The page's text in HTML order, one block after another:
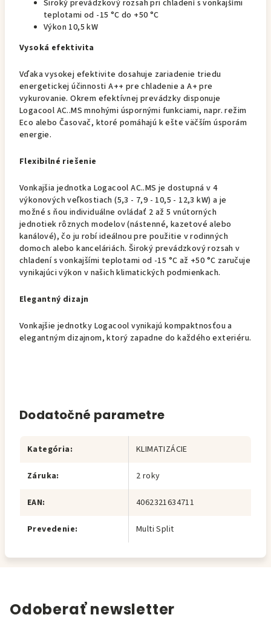
Široký prevádzkový rozsah pri chladení s vonkajšími
teplotami od -15 °C do +50 °C
Výkon 10,5 kW
Vysoká efektivita
Vďaka vysokej efektivite dosahuje zariadenie triedu
energetickej účinnosti A++ pre chladenie a A+ pre
vykurovanie. Okrem efektívnej prevádzky disponuje
Logacool AC..MS mnohými úspornými funkciami, napr. režim
Eco alebo Časovač, ktoré pomáhajú k ešte väčším úsporám
energie.
Flexibilné riešenie
Vonkajšia jednotka Logacool AC..MS je dostupná v 4
výkonových veľkostiach (5,3 - 7,9 - 10,5 - 12,3 kW) a je
možné s ňou individuálne ovládať 2 až 5 vnútorných
jednotiek rôznych modelov (nástenné, kazetové alebo
kanálové), čo ju robí ideálnou pre použitie v rodinných
domoch alebo kanceláriách. Široký prevádzkový rozsah v
chladení s vonkajšími teplotami od -15 °C až +50 °C zaručuje
vynikajúci výkon v našich klimatických podmienkach.
Elegantný dizajn
Vonkajšie jednotky Logacool vynikajú kompaktnosťou a
elegantným dizajnom, ktorý zapadne do každého exteriéru.
Dodatočné parametre
Kategória: KLIMATIZÁCIE
Záruka: 2 roky
EAN: 4062321634711
Prevedenie: Multi Split
Odoberať newsletter